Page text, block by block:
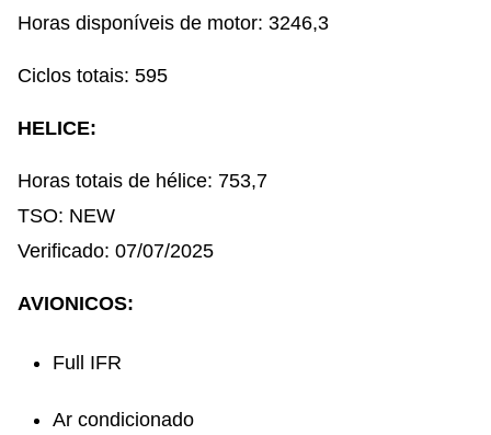
Horas disponíveis de motor: 3246,3
Ciclos totais: 595
HELICE:
Horas totais de hélice: 753,7
TSO: NEW
Verificado: 07/07/2025
AVIONICOS:
Full IFR
Ar condicionado